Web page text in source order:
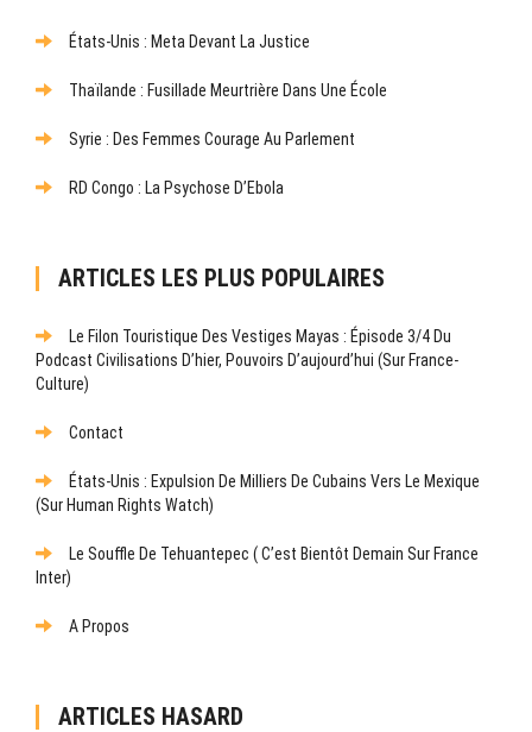
États-Unis : Meta Devant La Justice
Thaïlande : Fusillade Meurtrière Dans Une École
Syrie : Des Femmes Courage Au Parlement
RD Congo : La Psychose D’Ebola
ARTICLES LES PLUS POPULAIRES
Le Filon Touristique Des Vestiges Mayas : Épisode 3/4 Du
Podcast Civilisations D’hier, Pouvoirs D’aujourd’hui (sur France-
Culture)
Contact
États-Unis : Expulsion De Milliers De Cubains Vers Le Mexique
(sur Human Rights Watch)
Le Souffle De Tehuantepec ( C’est Bientôt Demain Sur France
Inter)
A Propos
ARTICLES HASARD